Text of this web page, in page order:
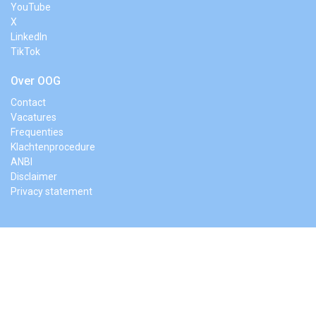
YouTube
X
LinkedIn
TikTok
Over OOG
Contact
Vacatures
Frequenties
Klachtenprocedure
ANBI
Disclaimer
Privacy statement